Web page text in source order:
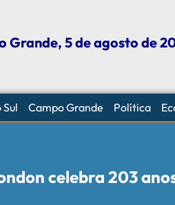
Grande, 5 de agosto de
Campo Grande Política
celebra 203